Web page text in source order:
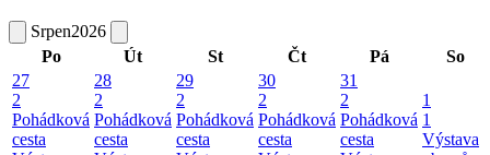
Srpen2026
Po
Út St Čt Pá
So
27
2
Pohádková
cesta
28
2
Pohádková
cesta
29
2
Pohádková
cesta
30
2
Pohádková
cesta
31
2
Pohádková
cesta
1
1
Výstava